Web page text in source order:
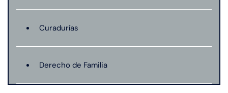
Curadurías
Derecho de Familia